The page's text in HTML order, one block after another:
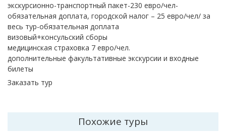
экскурсионно-транспортный пакет-230 евро/чел-
обязательная доплата, городской налог – 25 евро/чел/ за
весь тур-обязательная доплата
визовый+консульский сборы
медицинская страховка 7 евро/чел.
дополнительные факультативные экскурсии и входные
билеты
Заказать тур
Похожие туры